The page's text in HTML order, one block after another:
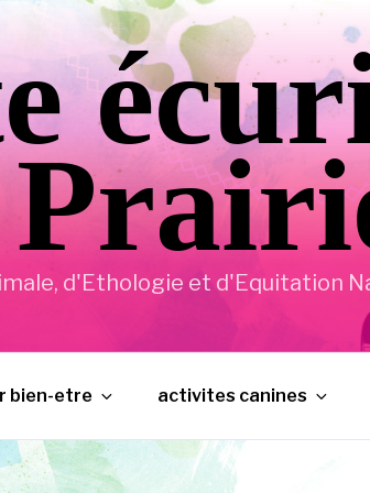
d'Ethologie et d'Equitation
bien-etre activites canines